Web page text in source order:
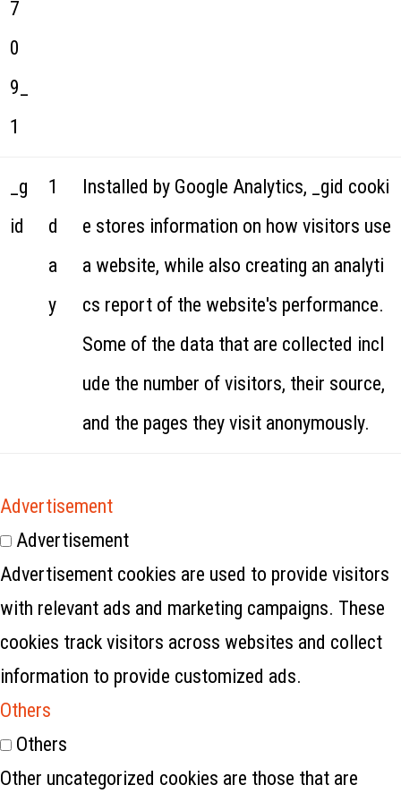
7
0
9_
1
_g
id
1
d
a
y
Installed by Google Analytics, _gid cooki
e stores information on how visitors use
a website, while also creating an analyti
cs report of the website's performance.
Some of the data that are collected incl
ude the number of visitors, their source,
and the pages they visit anonymously.
Advertisement
Advertisement
Advertisement cookies are used to provide visitors
with relevant ads and marketing campaigns. These
cookies track visitors across websites and collect
information to provide customized ads.
Others
Others
Other uncategorized cookies are those that are